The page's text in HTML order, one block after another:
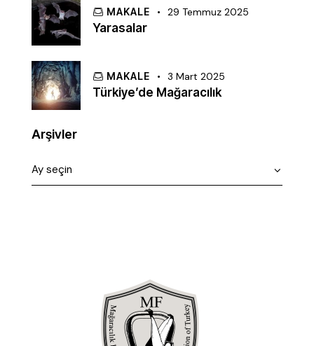
MAKALE 29 Temmuz 2025
Yarasalar
MAKALE 3 Mart 2025
Türkiye’de Mağaracılık
Arşivler